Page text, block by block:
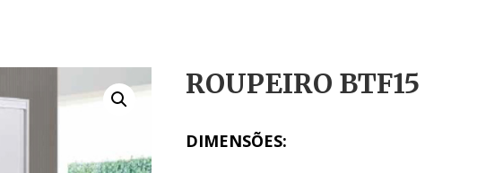
ROUPEIRO BTF15
DIMENSÕES: